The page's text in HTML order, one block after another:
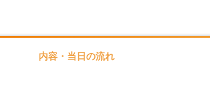
内容・当日の流れ